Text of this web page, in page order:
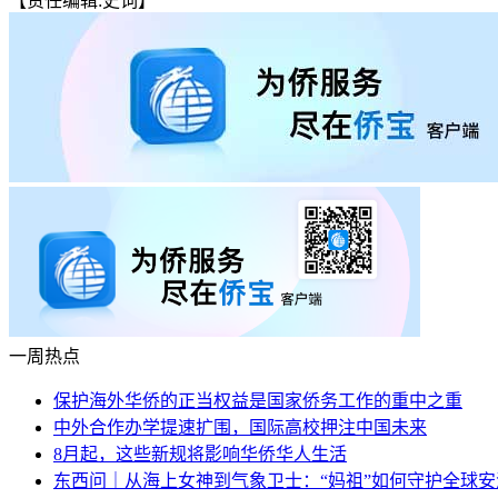
一周热点
保护海外华侨的正当权益是国家侨务工作的重中之重
中外合作办学提速扩围，国际高校押注中国未来
8月起，这些新规将影响华侨华人生活
东西问｜从海上女神到气象卫士：“妈祖”如何守护全球